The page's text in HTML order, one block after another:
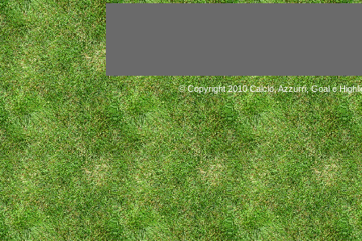
© Copyright 2010Calcio, Azzurri, Goal e